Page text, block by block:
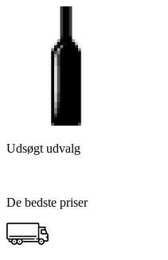
Udsøgt udvalg
De bedste priser